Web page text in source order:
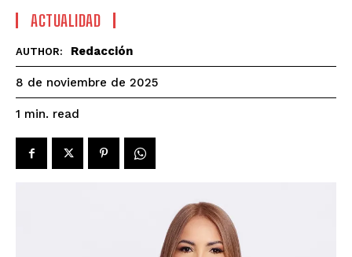
ACTUALIDAD
AUTHOR: Redacción
8 de noviembre de 2025
1 min. read